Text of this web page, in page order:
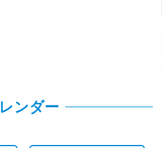
ンダー